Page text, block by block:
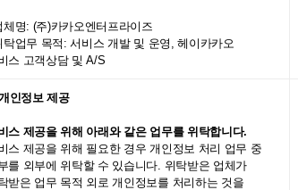
체명: (주)카카오엔터프라이즈
탁업무 목적: 서비스 개발 및 운영, 헤이카카오
스 고객상담 및 A/S
인정보 제공
스 제공을 위해 아래와 같은 업무를 위탁합니다.
스 제공을 위해 필요한 경우 개인정보 처리 업무 중
를 외부에 위탁할 수 있습니다. 위탁받은 업체가
받은 업무 목적 외로 개인정보를 처리하는 것을